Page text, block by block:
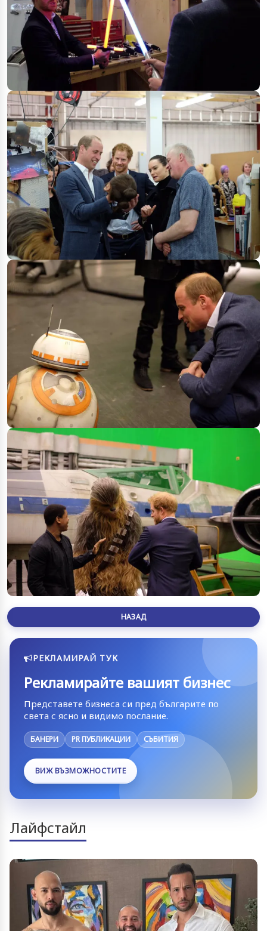
НАЗАД
РЕКЛАМИРАЙ ТУК
Рекламирайте вашият бизнес
Представете бизнеса си пред българите по
света с ясно и видимо послание.
БАНЕРИ PR ПУБЛИКАЦИИ СЪБИТИЯ
ВИЖ ВЪЗМОЖНОСТИТЕ
Лайфстайл